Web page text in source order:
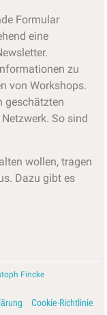
Formular
eine
zu
von Workshops.
geschätzten
So sind
wollen, tragen
Dazu gibt es
Fincke
Cookie-Richtlinie